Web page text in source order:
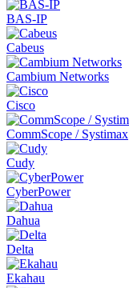
BAS-IP
Cabeus
Cambium Networks
Cisco
CommScope / Systimax
Cudy
CyberPower
Dahua
Delta
Ekahau